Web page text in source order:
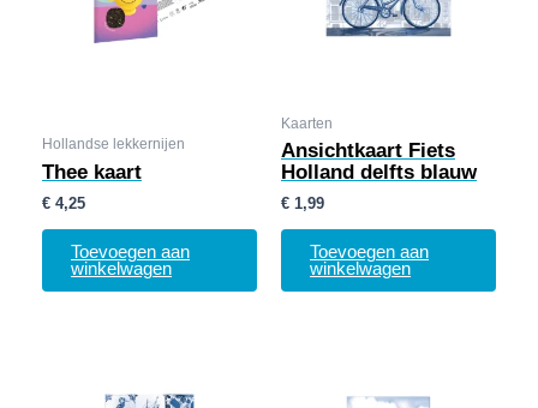
Hollandse lekkernijen
Thee kaart
€ 4,25
Toevoegen aan
winkelwagen
Kaarten
Ansichtkaart Fiets
Holland delfts blauw
€ 1,99
Toevoegen aan
winkelwagen